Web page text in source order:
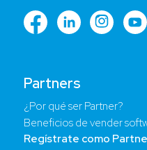
Partners
¿Por qué ser Partner?
Beneficios de vender
Regístrate como